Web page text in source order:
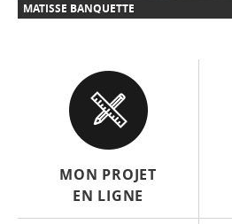
MATISSE BANQUETTE
MON PROJET
EN LIGNE